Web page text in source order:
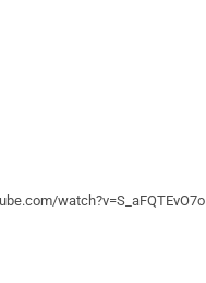
watch?v=S_aFQTEvO7o